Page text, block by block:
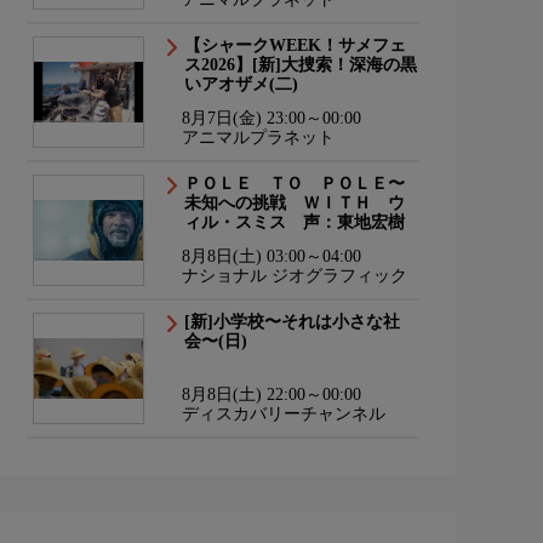
【シャークWEEK！サメフェ
ス2026】[新]大捜索！深海の黒
いアオザメ(二)
8月7日(金) 23:00～00:00
アニマルプラネット
ＰＯＬＥ ＴＯ ＰＯＬＥ〜
未知への挑戦 ＷＩＴＨ ウ
ィル・スミス 声：東地宏樹
8月8日(土) 03:00～04:00
ナショナル ジオグラフィック
[新]小学校〜それは小さな社
会〜(日)
8月8日(土) 22:00～00:00
ディスカバリーチャンネル